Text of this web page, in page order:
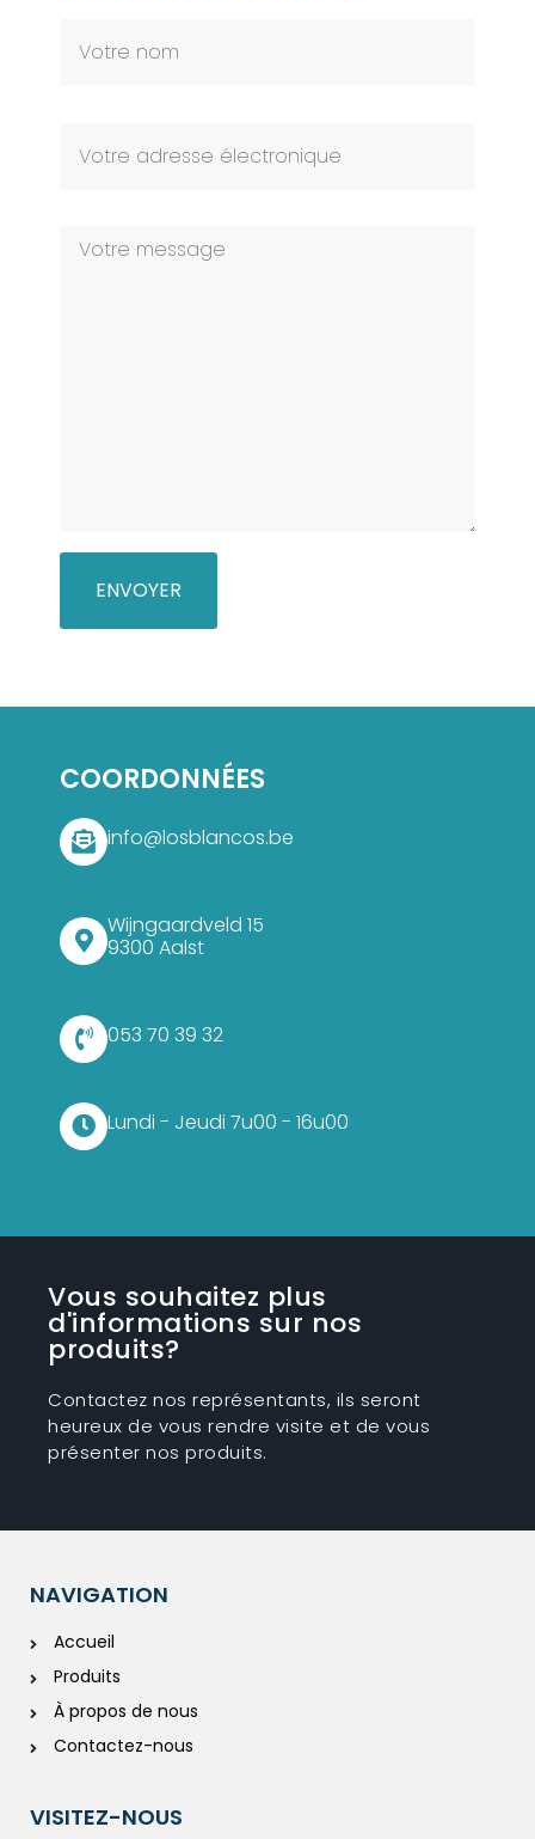
COORDONNÉES
info@losblancos.be
Wijngaardveld 15
9300 Aalst
053 70 39 32
Lundi - Jeudi 7u00 - 16u00
Vous souhaitez plus
d'informations sur nos
produits?
Contactez nos représentants, ils seront
heureux de vous rendre visite et de vous
présenter nos produits.
NAVIGATION
Accueil
Produits
À propos de nous
Contactez-nous
VISITEZ-NOUS